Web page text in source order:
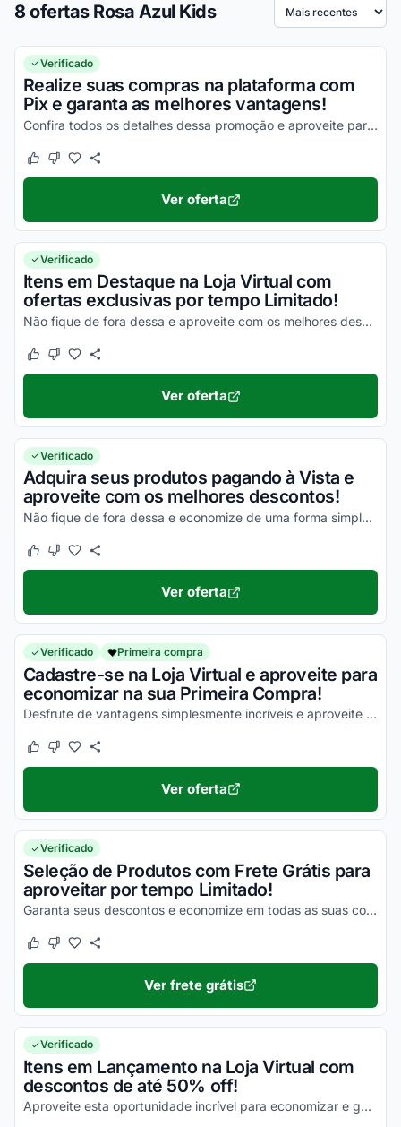
8 ofertas Rosa Azul Kids Ordenar por
Verificado
Realize suas compras na plataforma com
Pix e garanta as melhores vantagens!
Confira todos os detalhes dessa promoção e aproveite para economizar de uma forma simples!
Este cupom funcionou
Este cupom não funcionou
Ver oferta
Verificado
Itens em Destaque na Loja Virtual com
ofertas exclusivas por tempo Limitado!
Não fique de fora dessa e aproveite com os melhores descontos agora mesmo!
Este cupom funcionou
Este cupom não funcionou
Ver oferta
Verificado
Adquira seus produtos pagando à Vista e
aproveite com os melhores descontos!
Não fique de fora dessa e economize de uma forma simples!
Este cupom funcionou
Este cupom não funcionou
Ver oferta
Verificado Primeira compra
Cadastre-se na Loja Virtual e aproveite para
economizar na sua Primeira Compra!
Desfrute de vantagens simplesmente incríveis e aproveite com todos os seus descontos!
Este cupom funcionou
Este cupom não funcionou
Ver oferta
Verificado
Seleção de Produtos com Frete Grátis para
aproveitar por tempo Limitado!
Garanta seus descontos e economize em todas as suas compras da melhor maneira possível!
Este cupom funcionou
Este cupom não funcionou
Ver frete grátis
Verificado
Itens em Lançamento na Loja Virtual com
descontos de até 50% off!
Aproveite esta oportunidade incrível para economizar e garanta agora mesmo todos os seus descontos!